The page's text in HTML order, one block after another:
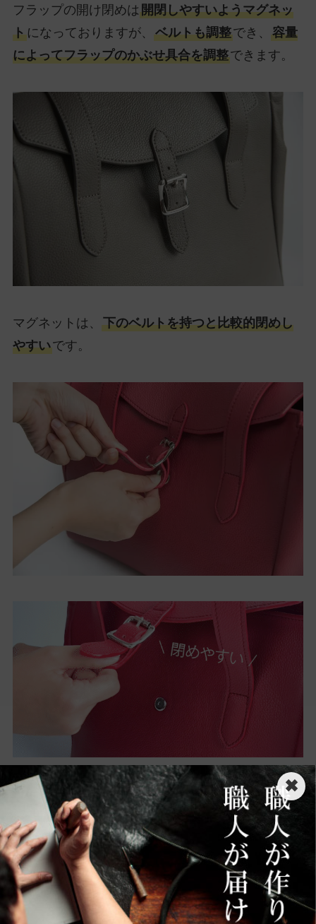
フラップの開け閉めは開閉しやすいようマグネッ
トになっておりますが、 ベルトも調整でき、 容量
によってフラップのかぶせ具合を調整できます。
マグネットは、 下のベルトを持つと比較的閉めし
やすいです。
大容量サイズ
長財布や500㎖ペットボトルなど
お出かけ必要なも
のはしっかり入ります◎
✖